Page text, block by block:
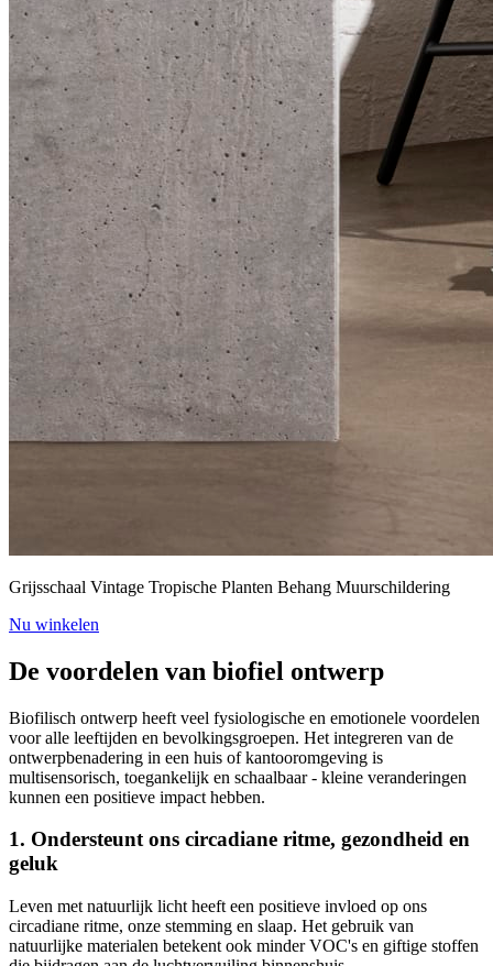
Grijsschaal Vintage Tropische Planten Behang Muurschildering
Nu winkelen
De voordelen van biofiel ontwerp
Biofilisch ontwerp heeft veel fysiologische en emotionele voordelen
voor alle leeftijden en bevolkingsgroepen. Het integreren van de
ontwerpbenadering in een huis of kantooromgeving is
multisensorisch, toegankelijk en schaalbaar - kleine veranderingen
kunnen een positieve impact hebben.
1. Ondersteunt ons circadiane ritme, gezondheid en
geluk
Leven met natuurlijk licht heeft een positieve invloed op ons
circadiane ritme, onze stemming en slaap. Het gebruik van
natuurlijke materialen betekent ook minder VOC's en giftige stoffen